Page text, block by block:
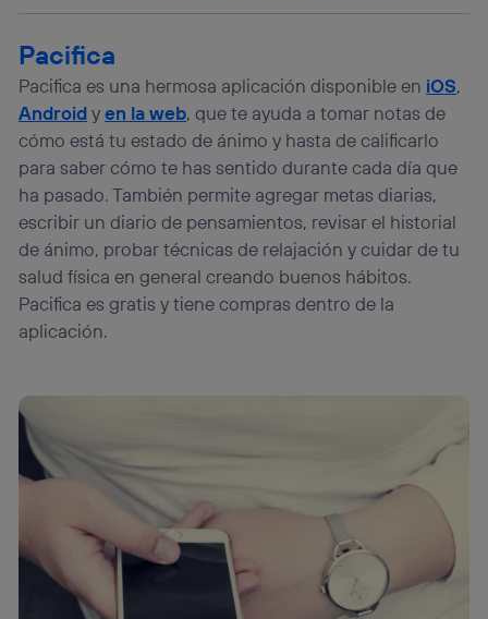
Pacifica
Pacifica es una hermosa aplicación disponible en iOS,
Androidyen la web, que te ayuda a tomar notas de
cómo está tu estado de ánimo y hasta de calificarlo
para saber cómo te has sentido durante cada día que
ha pasado. También permite agregar metas diarias,
escribir un diario de pensamientos, revisar el historial
de ánimo, probar técnicas de relajación y cuidar de tu
salud física en general creando buenos hábitos.
Pacifica es gratis y tiene compras dentro de la
aplicación.
identificador. Típicamente:
el marketing o análisis se realizará en función de las
actividades de navegación de los miembros del hogar
que hayan dado su consentimiento.
Si utilizasdatos móviles, el marketing será más
personalizado, ya que se basará únicamente en la
navegación del usuario del móvil.
Puedes gestionar los consentimientos Utiq seleccionando
“Administrar Utiq” en la parte inferior de esta página web o
visitando el portal de privacidad de Utiq
(“consenthub”) . Para más información, consulta
política de privacidad de Utiq